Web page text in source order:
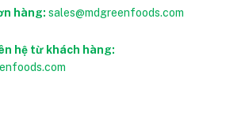
hàng: sales@mdgreenfoods.com
hệ từ khách hàng: